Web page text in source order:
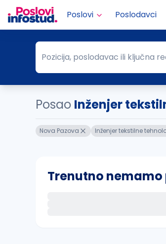
Poslovi Poslodavci
Pozicija, poslodavac ili ključna reč
Pozicija, poslodavac ili ključna
Posao Inženjer
Nova Pazova Inženjer tekstilne
Trenutno